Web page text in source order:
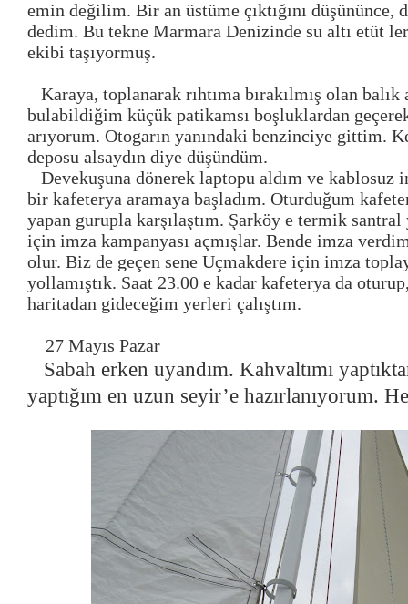
emin değilim. Bir an üstüme çıktığını düşününce,
dedim. Bu tekne Marmara Denizinde su altı etüt
ekibi taşıyormuş.
Karaya, toplanarak rıhtıma bırakılmış olan balık
bulabildiğim küçük patikamsı boşluklardan
arıyorum. Otogarın yanındaki benzinciye gittim.
deposu alsaydın diye düşündüm.
Devekuşuna dönerek laptopu aldım ve kablosuz
bir kafeterya aramaya başladım. Oturduğum
yapan gurupla karşılaştım. Şarköy e termik
için imza kampanyası açmışlar. Bende imza
olur. Biz de geçen sene Uçmakdere için imza
yollamıştık. Saat 23.00 e kadar kafeterya da
haritadan gideceğim yerleri çalıştım.
27 Mayıs Pazar
Sabah erken uyandım. Kahvaltımı
yaptığım en uzun seyir’e hazırlanıyorum.